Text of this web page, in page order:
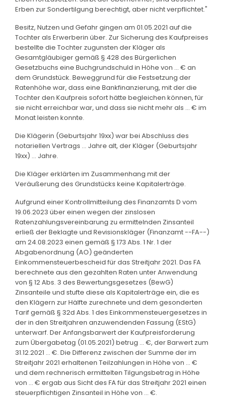
Erben zur Sondertilgung berechtigt, aber nicht verpflichtet."
Besitz, Nutzen und Gefahr gingen am 01.05.2021 auf die
Tochter als Erwerberin über. Zur Sicherung des Kaufpreises
bestellte die Tochter zugunsten der Kläger als
Gesamtgläubiger gemäß § 428 des Bürgerlichen
Gesetzbuchs eine Buchgrundschuld in Höhe von ... € an
dem Grundstück. Beweggrund für die Festsetzung der
Ratenhöhe war, dass eine Bankfinanzierung, mit der die
Tochter den Kaufpreis sofort hätte begleichen können, für
sie nicht erreichbar war, und dass sie nicht mehr als ... € im
Monat leisten konnte.
Die Klägerin (Geburtsjahr 19xx) war bei Abschluss des
notariellen Vertrags ... Jahre alt, der Kläger (Geburtsjahr
19xx) ... Jahre.
Die Kläger erklärten im Zusammenhang mit der
Veräußerung des Grundstücks keine Kapitalerträge.
Aufgrund einer Kontrollmitteilung des Finanzamts D vom
19.06.2023 über einen wegen der zinslosen
Ratenzahlungsvereinbarung zu ermittelnden Zinsanteil
erließ der Beklagte und Revisionskläger (Finanzamt --FA--)
am 24.08.2023 einen gemäß § 173 Abs. 1 Nr. 1 der
Abgabenordnung (AO) geänderten
Einkommensteuerbescheid für das Streitjahr 2021. Das FA
berechnete aus den gezahlten Raten unter Anwendung
von § 12 Abs. 3 des Bewertungsgesetzes (BewG)
Zinsanteile und stufte diese als Kapitalerträge ein, die es
den Klägern zur Hälfte zurechnete und dem gesonderten
Tarif gemäß § 32d Abs. 1 des Einkommensteuergesetzes in
der in den Streitjahren anzuwendenden Fassung (EStG)
unterwarf. Der Anfangsbarwert der Kaufpreisforderung
zum Übergabetag (01.05.2021) betrug ... €, der Barwert zum
31.12.2021 ... €. Die Differenz zwischen der Summe der im
Streitjahr 2021 erhaltenen Teilzahlungen in Höhe von ... €
und dem rechnerisch ermittelten Tilgungsbetrag in Höhe
von ... € ergab aus Sicht des FA für das Streitjahr 2021 einen
steuerpflichtigen Zinsanteil in Höhe von ... €.